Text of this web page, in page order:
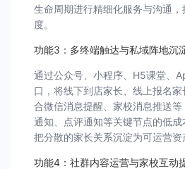
生命周期进行精细化服务与沟通
度。
功能3：多终端触达与私域阵地沉
通过公众号、小程序、H5课堂、
口，将线下到店家长、线上报名
合微信消息提醒、家校消息推送
通知、点评通知等关键节点的低
把分散的家长关系沉淀为可运营资
功能4：社群内容运营与家校互动